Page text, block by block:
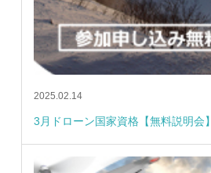
2025.02.14
3月ドローン国家資格【無料説明会】